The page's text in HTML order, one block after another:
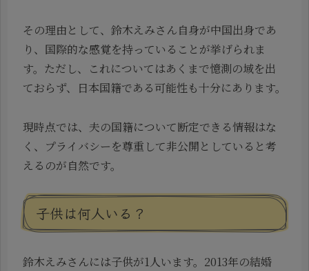
その理由として、鈴木えみさん自身が中国出身であ
り、国際的な感覚を持っていることが挙げられま
す。ただし、これについてはあくまで憶測の域を出
ておらず、日本国籍である可能性も十分にあります。
現時点では、夫の国籍について断定できる情報はな
く、プライバシーを尊重して非公開としていると考
えるのが自然です。
子供は何人いる？
鈴木えみさんには子供が1人います。2013年の結婚